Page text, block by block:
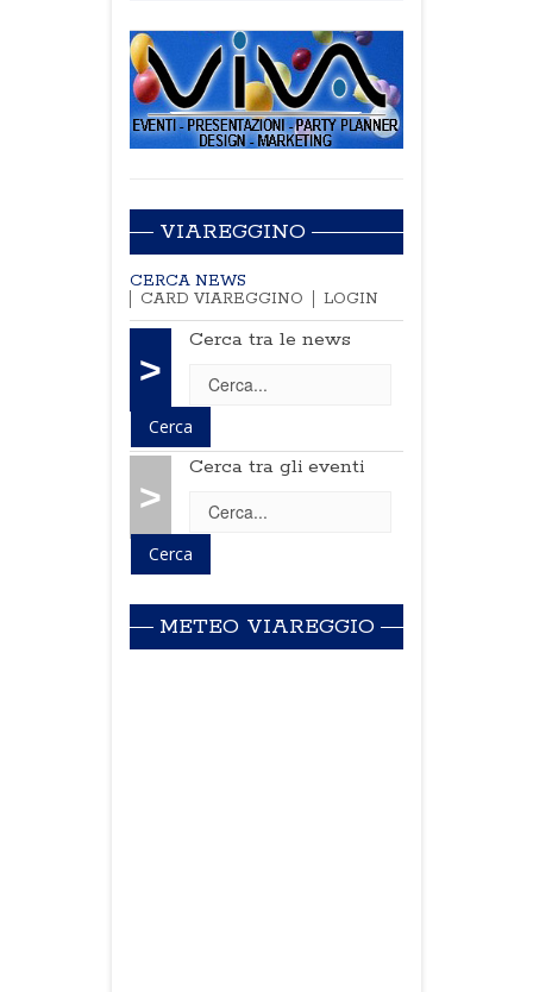
VIAREGGINO
CERCA NEWS
CARD VIAREGGINO
LOGIN
>
Cerca tra le news
>
Cerca tra gli eventi
METEO VIAREGGIO